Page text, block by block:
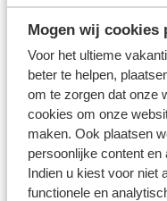
Mogen wij cookies
Voor het ultieme
beter te helpen,
om te zorgen dat onze
cookies om onze
maken. Ook plaatsen
persoonlijke content en
Indien u kiest voor niet
functionele en
de Canadezen en
vakbond. De
te bestaan en
individueel
goed met het
en in 1984 werd de
een hotel,